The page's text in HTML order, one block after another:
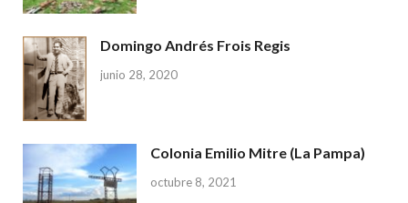
Domingo Andrés Frois Regis
junio 28, 2020
Colonia Emilio Mitre (La Pampa)
octubre 8, 2021